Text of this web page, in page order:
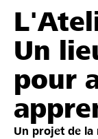
DE FR IT
Un
pour
Un projet de la